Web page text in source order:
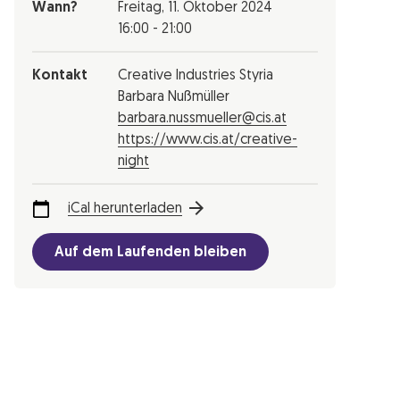
Wann? Freitag,
11. Oktober 2024
16:00 - 21:00
Kontakt
Creative Industries Styria
Barbara Nußmüller
barbara.nussmueller@cis.at
https://www.cis.at/creative-
night
iCal herunterladen
Auf dem Laufenden bleiben